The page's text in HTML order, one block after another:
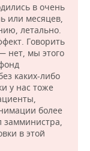
в очень
или месяцев,
летально.
Говорить
нет, мы этого
каких-либо
у нас тоже
более
замминистра,
в этой